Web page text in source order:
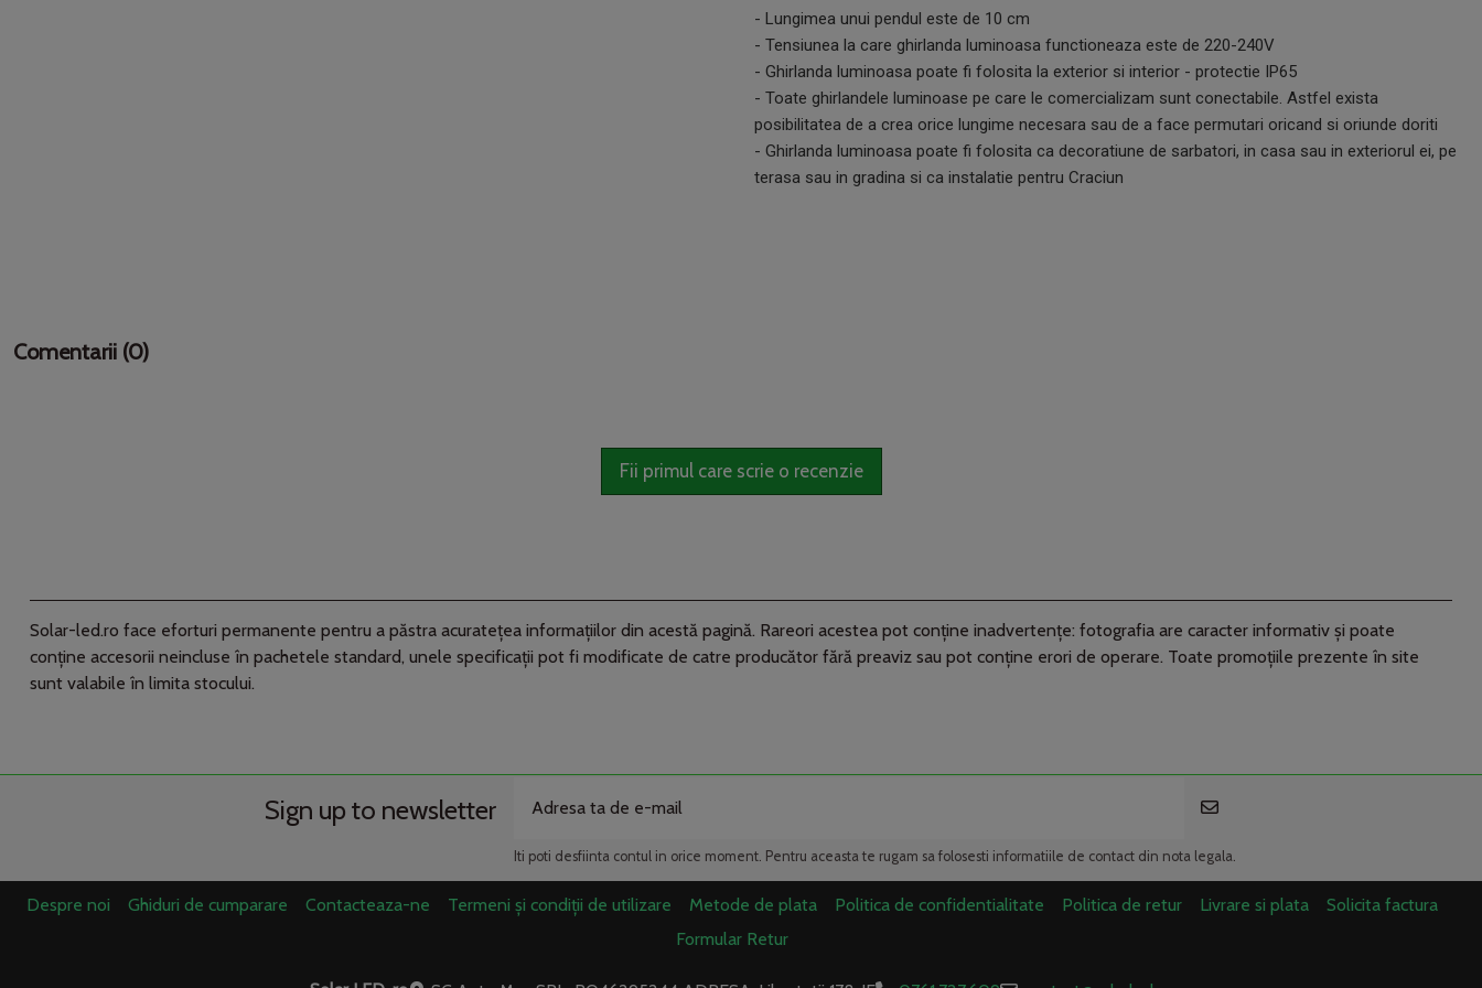
- Lungimea unui pendul este de 10 cm
- Tensiunea la care ghirlanda luminoasa functioneaza este de 220-240V
- Ghirlanda luminoasa poate fi folosita la exterior si interior - protectie IP65
- Toate ghirlandele luminoase pe care le comercializam sunt conectabile. Astfel exista
posibilitatea de a crea orice lungime necesara sau de a face permutari oricand si oriunde doriti
- Ghirlanda luminoasa poate fi folosita ca decoratiune de sarbatori, in casa sau in exteriorul ei, pe
terasa sau in gradina si ca instalatie pentru Craciun
Comentarii (0)
Fii primul care scrie o recenzie
Solar-led.ro face eforturi permanente pentru a păstra acurateţea informaţiilor din acestă pagină. Rareori acestea pot conţine inadvertenţe: fotografia are caracter informativ şi poate
conţine accesorii neincluse în pachetele standard, unele specificaţii pot fi modificate de catre producător fără preaviz sau pot conţine erori de operare. Toate promoţiile prezente în site
sunt valabile în limita stocului.
Sign up to newsletter
Iti poti desfiinta contul in orice moment. Pentru aceasta te rugam sa folosesti informatiile de contact din nota legala.
Despre noi Ghiduri de cumparare Contacteaza-ne Termeni și condiții de utilizare Metode de plata Politica de confidentialitate Politica de retur Livrare si plata
Solicita factura
Formular Retur